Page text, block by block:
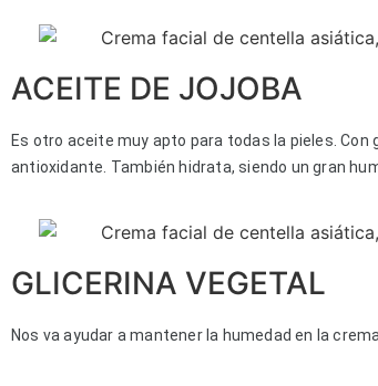
ACEITE DE JOJOBA
Es otro aceite muy apto para todas la pieles.
antioxidante. También hidrata, siendo un gran
GLICERINA VEGETAL
Nos va ayudar a mantener la humedad en la crema